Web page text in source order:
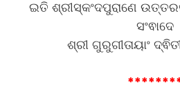
ଇତି ଶ୍ରୀସ୍କଂଦପୁରାଣେ
ସଂଵାଦେ
ଶ୍ରୀ ଗୁରୁଗୀତାୟାଂ